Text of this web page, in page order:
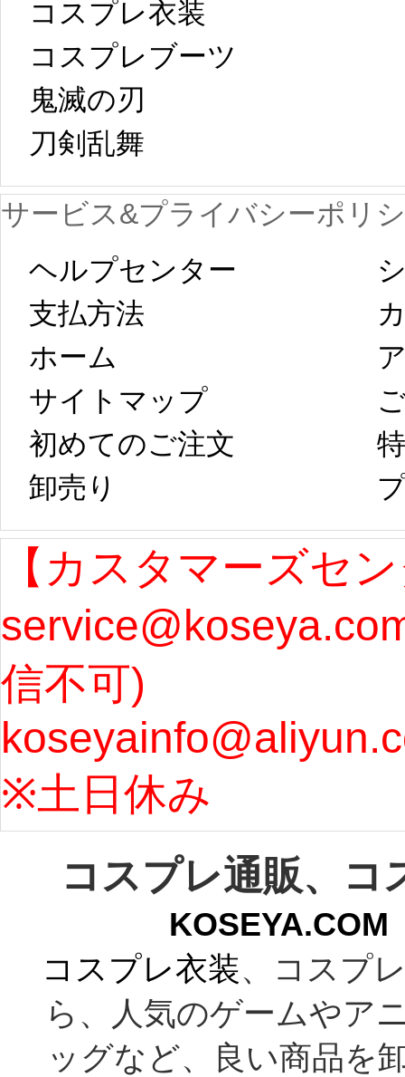
響で2024年2月5
日から工場生産
が一時停止いた
します。 2月5日
以後のご注文
は、2月25日から
コスプレ制作、
発送予定となり
ます。 ...[more]
プレ
新春
字半
第二
たし
ル期
まで
う...
コスプレ衣装
コスプレブーツ
鬼滅の刃
刀剣乱舞
サービス&プライバシーポリ
ヘルプセンター
支払方法
ホーム
サイトマップ
初めてのご注文
卸売り
【カスタマーズセ
信不可)
※土日休み
コスプレ通販、コ
コスプレ衣装、コスプ
ら、人気のゲームやア
ッグなど、良い商品を